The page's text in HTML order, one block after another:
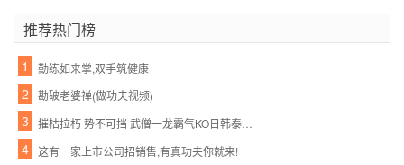
推荐热门榜
1 勤练如来掌,双手筑健康
2 勘破老婆禅(做功夫视频)
3
4 这有一家上市公司招销售,有真功夫你就来!